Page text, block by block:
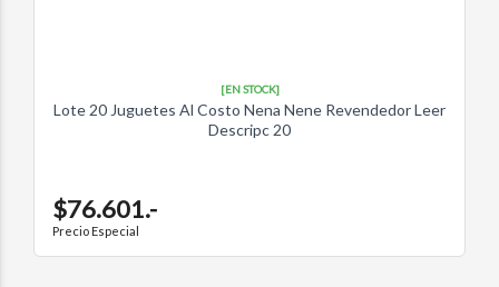
[EN STOCK]
Lote 20 Juguetes Al Costo Nena Nene Revendedor Leer
Descripc 20
$76.601.-
Precio Especial